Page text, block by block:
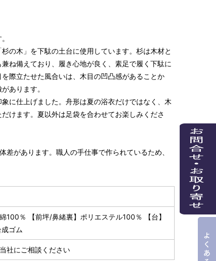
の木」を下駄の土台に使用しています。杉は木材と
ね備えており、履き心地が良く、素足で履く下駄に
際立たせた風合いは、木目の凹凸感があることか
あります。
に仕上げました。舟形は夏の浴衣だけではなく、木
けます。夏以外は足袋を合わせてお楽しみくださ
差があります。職人の手仕事で作られているため、
綿100％ 【前坪/鼻緒裏】ポリエステル100％ 【台】
ゴム
社にご相談ください